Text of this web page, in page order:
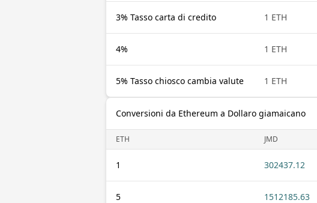
3% Tasso carta di credito 1 ETH
4% 1 ETH
5% Tasso chiosco cambia valute 1 ETH
Conversioni da Ethereum a Dollaro giamaicano
ETH JMD
1 302437.12
5 1512185.63